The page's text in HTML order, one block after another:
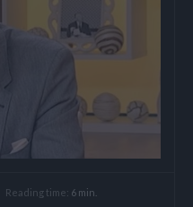
Reading time: 6 min.